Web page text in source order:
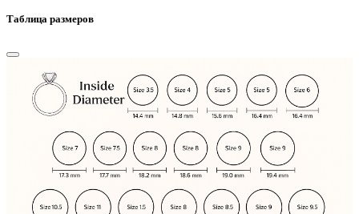
Таблица размеров